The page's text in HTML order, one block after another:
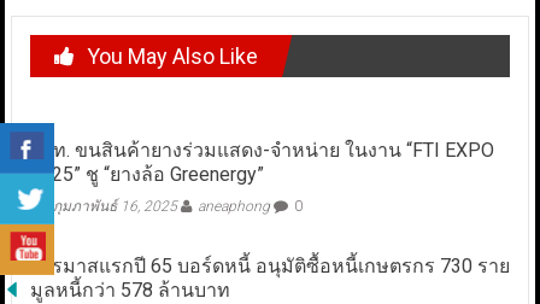
You May Also Like
กยท. ขนสินค้ายางร่วมแสดง-จำหน่าย ในงาน “FTI EXPO
2025” ชู “ยางล้อ Greenergy”
กุมภาพันธ์ 16, 2025 aneaphong 0
ไตรมาสแรกปี 65 บอร์ดหนี้ อนุมัติซื้อหนี้เกษตรกร 730 ราย
มูลหนี้กว่า 578 ล้านบาท